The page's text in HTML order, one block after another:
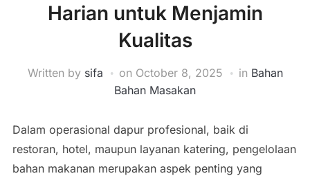
Harian untuk Menjamin
Kualitas
Written by sifa on October 8, 2025 in Bahan
Bahan Masakan
Dalam operasional dapur profesional, baik di
restoran, hotel, maupun layanan katering, pengelolaan
bahan makanan merupakan aspek penting yang